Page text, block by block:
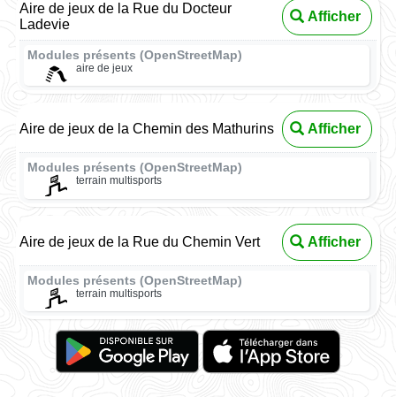
Aire de jeux de la Rue du Docteur
Ladevie
Afficher
Modules présents (OpenStreetMap)
aire de jeux
Aire de jeux de la Chemin des Mathurins Afficher
Modules présents (OpenStreetMap)
terrain multisports
Aire de jeux de la Rue du Chemin Vert Afficher
Modules présents (OpenStreetMap)
terrain multisports